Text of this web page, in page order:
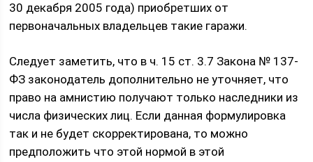
30 декабря 2005 года) приобретших от
первоначальных владельцев такие гаражи.
Следует заметить, что в ч. 15 ст. 3.7 Закона № 137-
ФЗ законодатель дополнительно не уточняет, что
право на амнистию получают только наследники из
числа физических лиц. Если данная формулировка
так и не будет скорректирована, то можно
предположить что этой нормой в этой